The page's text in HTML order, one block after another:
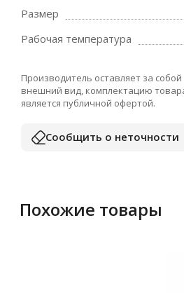
Размер
Рабочая температура
Производитель оставляет за
внешний вид, комплектацию
является публичной офертой.
Сообщить о неточности
Похожие товары